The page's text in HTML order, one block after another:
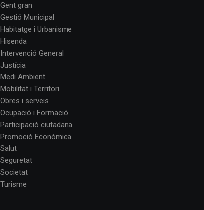
Gent gran
Gestió Municipal
Habitatge i Urbanisme
Hisenda
Intervenció General
Justícia
Medi Ambient
Mobilitat i Territori
Obres i serveis
Ocupació i Formació
Participació ciutadana
Promoció Econòmica
Salut
Seguretat
Societat
Turisme